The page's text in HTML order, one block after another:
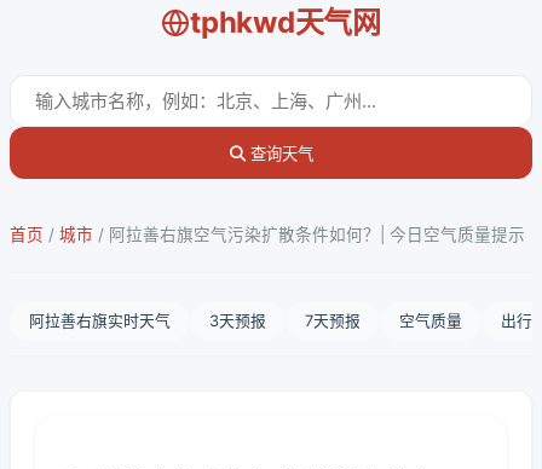
tphkwd天气网
查询天气
首页 / 城市 / 阿拉善右旗空气污染扩散条件如何？| 今日空气质量提示
阿拉善右旗实时天气 3天预报 7天预报 空气质量 出行